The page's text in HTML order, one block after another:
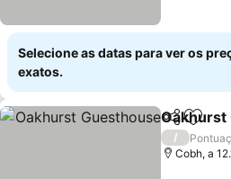
Selecione as datas para ver os
exatos.
Partilhar
Oakhurst
/
Cobh, a